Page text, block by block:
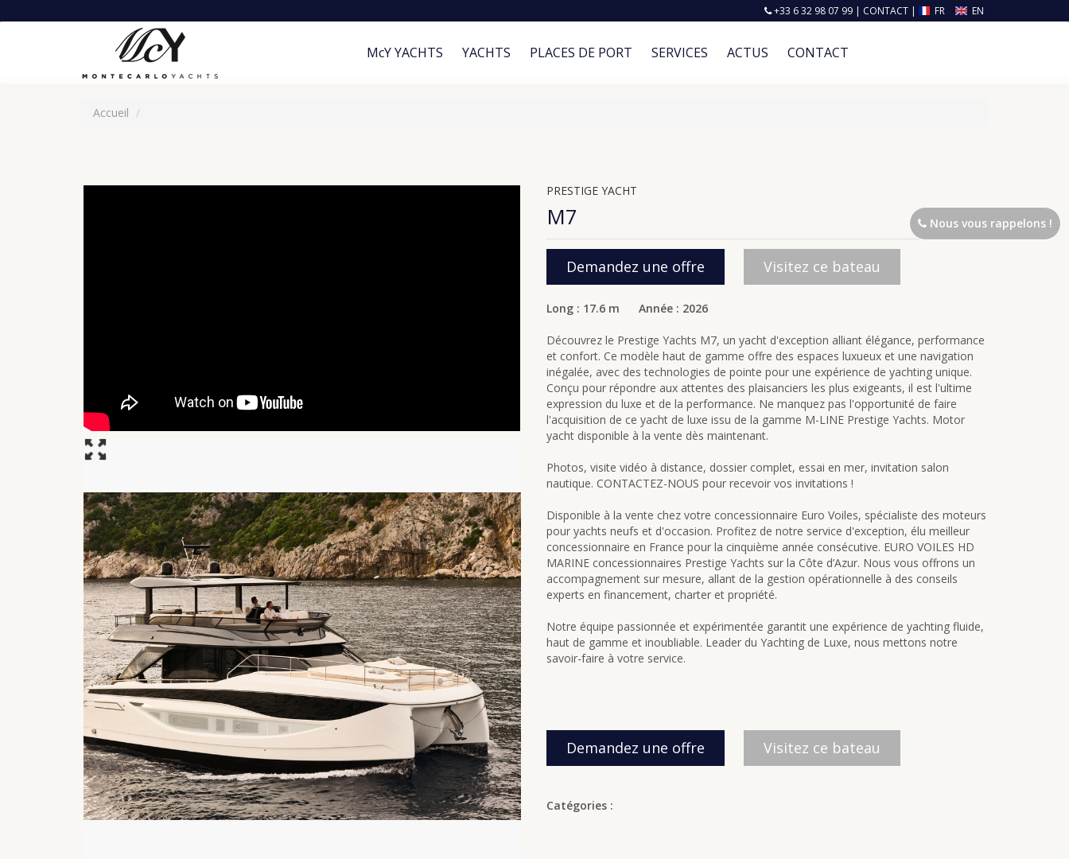
+33 6 32 98 07 99| CONTACT| FR EN
McY YACHTS YACHTS PLACES DE PORT SERVICES ACTUS CONTACT
Accueil
PRESTIGE YACHT
M7
Demandez une offre Visitez ce bateau
Long : 17.6 m Année : 2026
Découvrez le Prestige Yachts M7, un yacht d'exception alliant élégance, performance
et confort. Ce modèle haut de gamme offre des espaces luxueux et une navigation
inégalée, avec des technologies de pointe pour une expérience de yachting unique.
Conçu pour répondre aux attentes des plaisanciers les plus exigeants, il est l'ultime
expression du luxe et de la performance. Ne manquez pas l'opportunité de faire
l'acquisition de ce yacht de luxe issu de la gamme M-LINE Prestige Yachts. Motor
yacht disponible à la vente dès maintenant.
Photos, visite vidéo à distance, dossier complet, essai en mer, invitation salon
nautique. CONTACTEZ-NOUS pour recevoir vos invitations !
Disponible à la vente chez votre concessionnaire Euro Voiles, spécialiste des moteurs
pour yachts neufs et d'occasion. Profitez de notre service d'exception, élu meilleur
concessionnaire en France pour la cinquième année consécutive. EURO VOILES HD
MARINE concessionnaires Prestige Yachts sur la Côte d’Azur. Nous vous offrons un
accompagnement sur mesure, allant de la gestion opérationnelle à des conseils
experts en financement, charter et propriété.
Notre équipe passionnée et expérimentée garantit une expérience de yachting fluide,
haut de gamme et inoubliable. Leader du Yachting de Luxe, nous mettons notre
savoir-faire à votre service.
Demandez une offre Visitez ce bateau
Catégories :
Nous vous rappelons !